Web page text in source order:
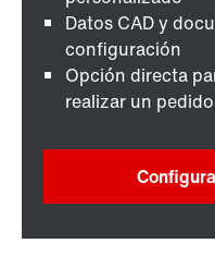
Datos CAD y
configuración
Opción directa
realizar un pedido